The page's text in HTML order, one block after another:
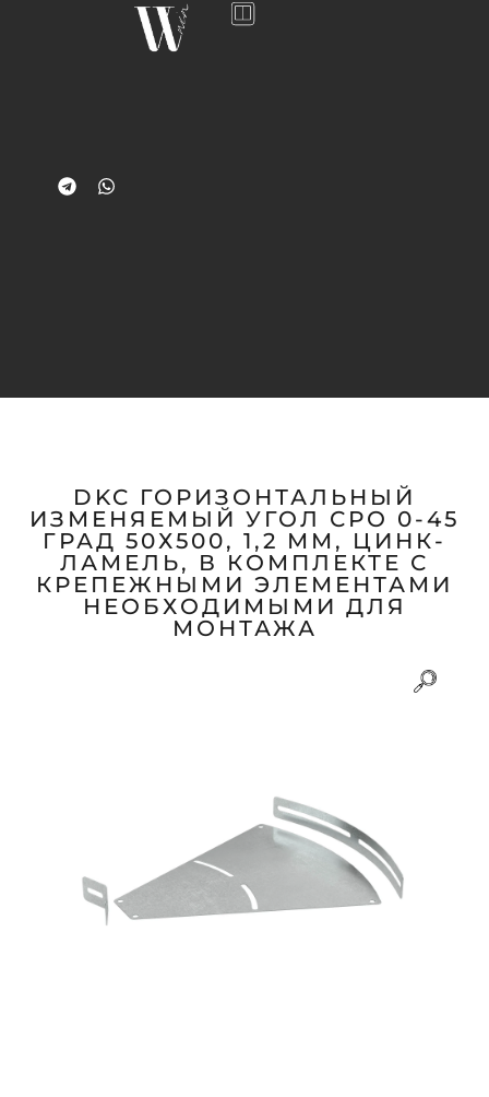
DKC ГОРИЗОНТАЛЬНЫЙ
ИЗМЕНЯЕМЫЙ УГОЛ СРО 0-45
ГРАД 50Х500, 1,2 ММ, ЦИНК-
ЛАМЕЛЬ, В КОМПЛЕКТЕ С
КРЕПЕЖНЫМИ ЭЛЕМЕНТАМИ
НЕОБХОДИМЫМИ ДЛЯ
МОНТАЖА